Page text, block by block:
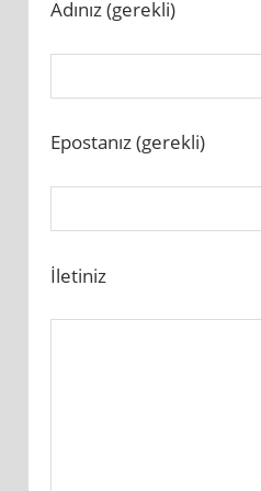
Adınız (gerekli)
Epostanız (gerekli)
İletiniz